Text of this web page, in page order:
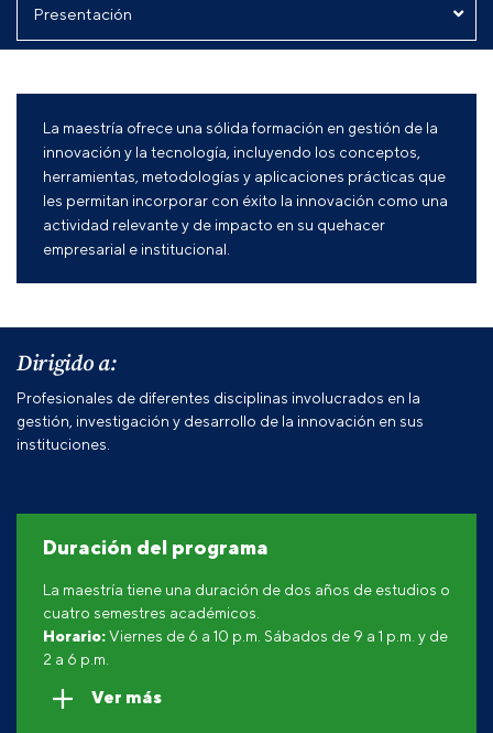
La maestría ofrece una sólida formación en gestión de la
innovación y la tecnología, incluyendo los conceptos,
herramientas, metodologías y aplicaciones prácticas que
les permitan incorporar con éxito la innovación como una
actividad relevante y de impacto en su quehacer
empresarial e institucional.
Dirigido a:
Profesionales de diferentes disciplinas involucrados en la
gestión, investigación y desarrollo de la innovación en sus
instituciones.
Duración del programa
La maestría tiene una duración de dos años de estudios o
cuatro semestres académicos.
Horario:Viernes de 6 a 10 p.m. Sábados de 9 a 1 p.m. y de
2 a 6 p.m.
Ver más